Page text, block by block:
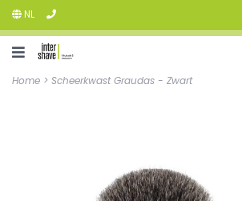
NL
Home > Scheerkwast Graudas - Zwart